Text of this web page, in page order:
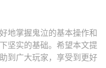
地掌握鬼泣的基本操作和
坚实的基础。希望本文提
到广大玩家，享受到更好